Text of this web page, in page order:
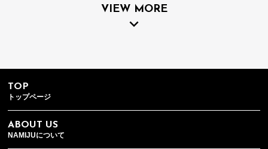
VIEW MORE
TOP
トップページ
ABOUT US
NAMIJUについて